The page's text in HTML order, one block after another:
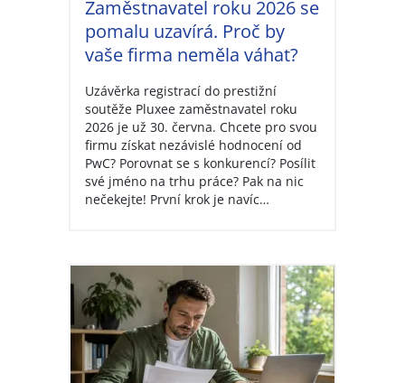
Zaměstnavatel roku 2026 se
pomalu uzavírá. Proč by
vaše firma neměla váhat?
Uzávěrka registrací do prestižní
soutěže Pluxee zaměstnavatel roku
2026 je už 30. června. Chcete pro svou
firmu získat nezávislé hodnocení od
PwC? Porovnat se s konkurencí? Posílit
své jméno na trhu práce? Pak na nic
nečekejte! První krok je navíc…